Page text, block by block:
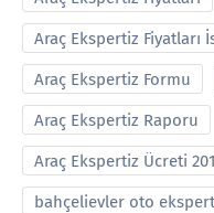
Araç Ekspertiz Fiyatları
Araç Ekspertiz Formu
Araç Ekspertiz Raporu
Araç Ekspertiz Ücreti
bahçelievler oto